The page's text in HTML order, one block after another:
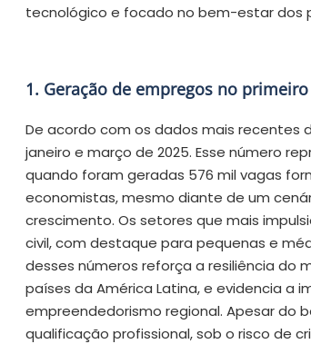
tecnológico e focado no bem-estar dos
1. Geração de empregos no
De acordo com os dados mais recentes
janeiro e março de 2025. Esse número
quando foram geradas 576 mil vagas
economistas, mesmo diante de um
crescimento. Os setores que mais
civil, com destaque para pequenas e
desses números reforça a resiliência do
países da América Latina, e evidencia a
empreendedorismo regional. Apesar do
qualificação profissional, sob o risco de